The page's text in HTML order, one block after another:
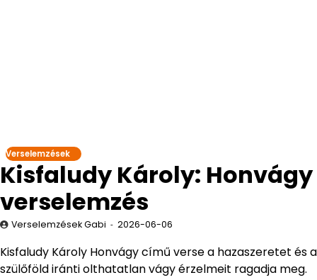
Verselemzések
Kisfaludy Károly: Honvágy
verselemzés
Verselemzések Gabi 2026-06-06
Kisfaludy Károly Honvágy című verse a hazaszeretet és a
szülőföld iránti olthatatlan vágy érzelmeit ragadja meg.